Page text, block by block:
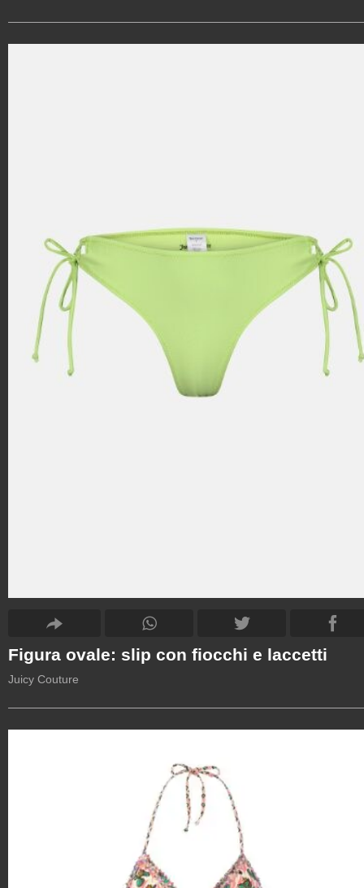
Figura ovale: slip con fiocchi e laccetti
Juicy Couture